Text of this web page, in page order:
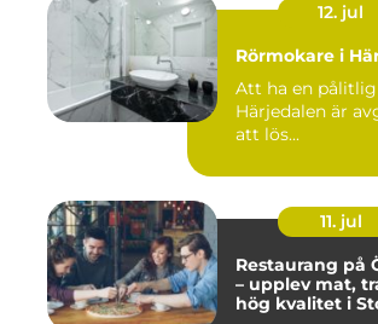
12. jul
Rörmokare i
Att ha en
Härjedalen är
att lös...
11. jul
Restaurang på
– upplev mat,
hög kvalitet i